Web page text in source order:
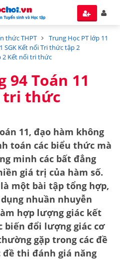
thức THPT
Trung Học PT lớp 11
SGK Kết nối Tri thức tập 2
2 Kết nối tri thức
94 Toán 11
tri thức
11, đạo hàm không
toán các biểu thức mà
minh các bất đẳng
giá trị của hàm số.
là một bài tập tổng hợp,
nhuần nhuyễn
hợp lượng giác kết
biến đổi lượng giác cơ
gặp trong các đề
thi đánh giá năng